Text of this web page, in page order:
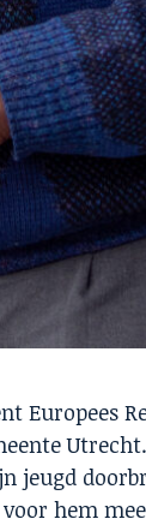
Europees
jeugd
hem